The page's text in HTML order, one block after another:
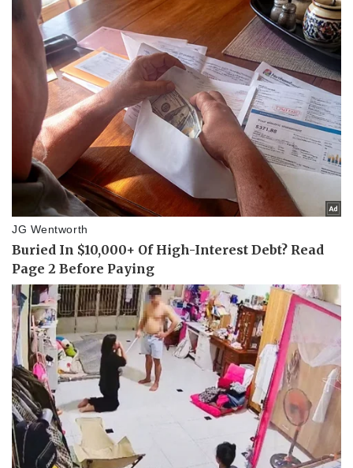
Doanh nghiệp
Thông tin doanh nghiệp
Doanh nghiệp 24h
Doanh nhân
Vì cộng đồng
Công nghệ
Sành điệu
Tin Công nghệ
Trải nghiệm
Chuyển đổi số